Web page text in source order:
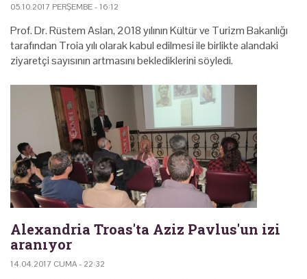
05.10.2017 PERŞEMBE - 16:12
Prof. Dr. Rüstem Aslan, 2018 yılının Kültür ve Turizm Bakanlığı
tarafından Troia yılı olarak kabul edilmesi ile birlikte alandaki
ziyaretçi sayısının artmasını beklediklerini söyledi.
Alexandria Troas'ta Aziz Pavlus'un izi
aranıyor
14.04.2017 CUMA - 22:32